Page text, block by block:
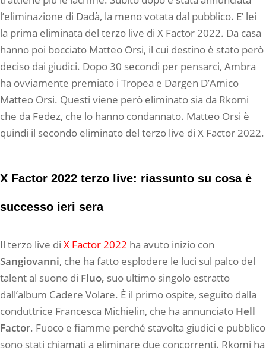
l’eliminazione di Dadà, la meno votata dal pubblico. E’ lei
la prima eliminata del terzo live di X Factor 2022. Da casa
hanno poi bocciato Matteo Orsi, il cui destino è stato però
deciso dai giudici. Dopo 30 secondi per pensarci, Ambra
ha ovviamente premiato i Tropea e Dargen D’Amico
Matteo Orsi. Questi viene però eliminato sia da Rkomi
che da Fedez, che lo hanno condannato. Matteo Orsi è
quindi il secondo eliminato del terzo live di X Factor 2022.
X Factor 2022 terzo live: riassunto su cosa è
successo ieri sera
Il terzo live di X Factor 2022 ha avuto inizio con
Sangiovanni, che ha fatto esplodere le luci sul palco del
talent al suono di Fluo, suo ultimo singolo estratto
dall’album Cadere Volare. È il primo ospite, seguito dalla
conduttrice Francesca Michielin, che ha annunciato Hell
Factor. Fuoco e fiamme perché stavolta giudici e pubblico
sono stati chiamati a eliminare due concorrenti. Rkomi ha